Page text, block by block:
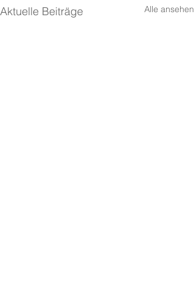
Aktuelle Beiträge Alle ansehen